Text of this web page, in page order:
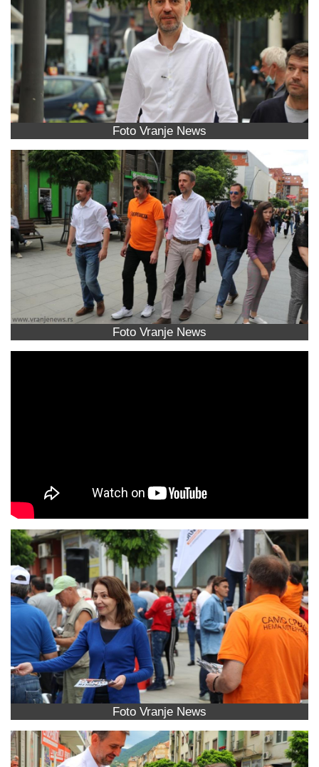
Foto Vranje News
Foto Vranje News
Foto Vranje News